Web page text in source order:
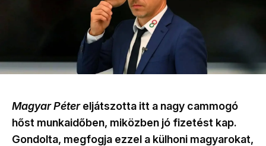
Magyar Pétereljátszotta itt a nagy cammogó
hőst munkaidőben, miközben jó fizetést kap.
Gondolta, megfogja ezzel a külhoni magyarokat,